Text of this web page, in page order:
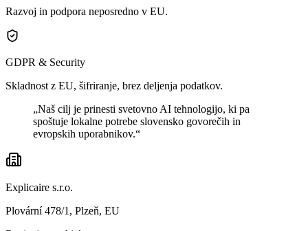
Razvoj in podpora neposredno v EU.
GDPR & Security
Skladnost z EU, šifriranje, brez deljenja podatkov.
„Naš cilj je prinesti svetovno AI tehnologijo, ki pa
spoštuje lokalne potrebe slovensko govorečih in
evropskih uporabnikov.“
Explicaire s.r.o.
Plovární 478/1, Plzeň, EU